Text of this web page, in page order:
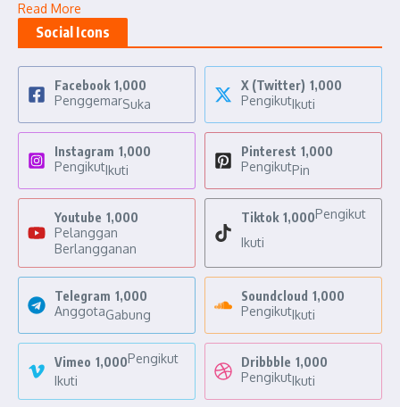
Read More
Social Icons
Facebook 1,000
PenggemarSuka
X (Twitter) 1,000
PengikutIkuti
Instagram 1,000
PengikutIkuti
Pinterest 1,000
PengikutPin
Youtube 1,000
Pelanggan
Berlangganan
Tiktok 1,000Pengikut
Ikuti
Telegram 1,000
AnggotaGabung
Soundcloud 1,000
PengikutIkuti
Vimeo 1,000Pengikut
Ikuti
Dribbble 1,000
PengikutIkuti